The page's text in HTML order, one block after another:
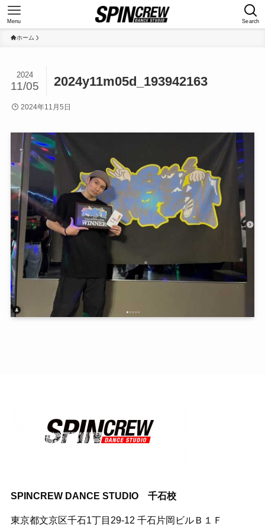
Search
Menu
ホーム
2024y11m05d_193942163
2024
11/05
2024年11月5日
SPINCREW DANCE STUDIO 千石校
東京都文京区千石1丁目29-12 千石片岡ビルＢ１Ｆ